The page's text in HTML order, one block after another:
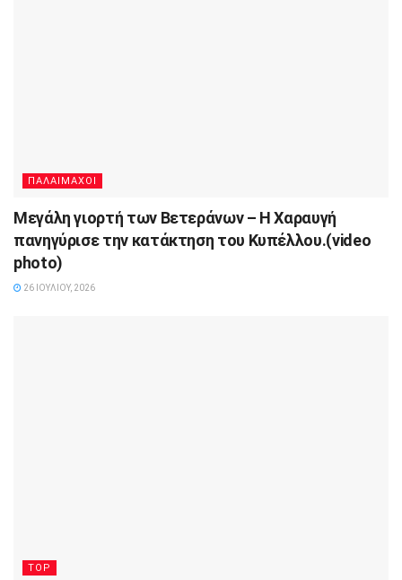
ΠΑΛΑΙΜΑΧΟΙ
Μεγάλη γιορτή των Βετεράνων – Η Χαραυγή
πανηγύρισε την κατάκτηση του Κυπέλλου.(video
photo)
26 ΙΟΥΛΊΟΥ, 2026
TOP